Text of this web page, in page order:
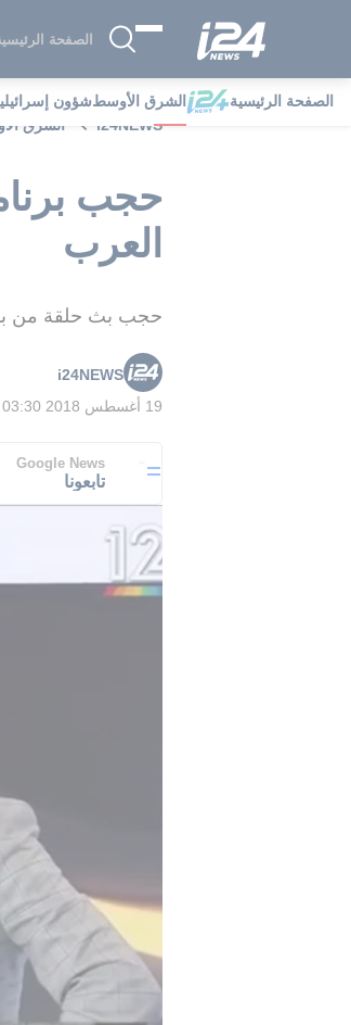
الصفحة
الصفحة الرئيسية الشرق الأوسطشؤون
i24NEWS
الشرق
حجب
العرب
حجب بث حلقة من
i24NEWS
19 أغسطس 2018 03:30 م
Google News
تابعونا